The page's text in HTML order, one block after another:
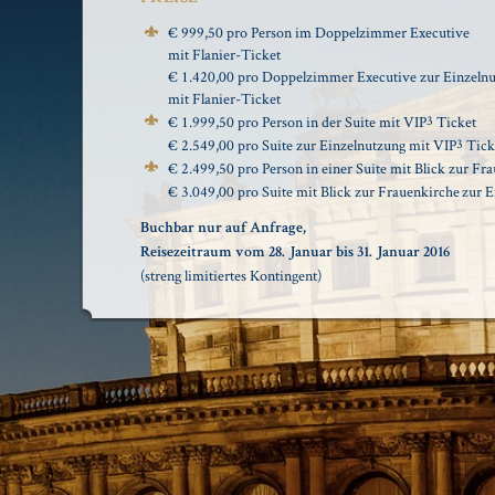
€ 999,50 pro Person im Doppelzimmer Executive
mit Flanier-Ticket
€ 1.420,00 pro Doppelzimmer Executive zur
mit Flanier-Ticket
€ 1.999,50 pro Person in der Suite mit VIP3 Ticket
€ 2.549,00 pro Suite zur Einzelnutzung mit VIP3
€ 2.499,50 pro Person in einer Suite mit Blick zur
€ 3.049,00 pro Suite mit Blick zur Frauenkirche zur
Buchbar nur auf Anfrage,
Reisezeitraum vom 28. Januar bis 31. Januar 2016
(streng limitiertes Kontingent)